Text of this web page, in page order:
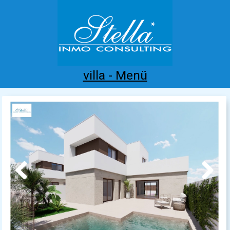
villa - Menü
Home Costa Blanca Kaufen Mieten
Neubau
Infos Referenzen
Previous Next